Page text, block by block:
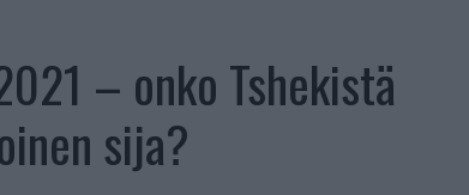
– onko Tshekistä
sija?